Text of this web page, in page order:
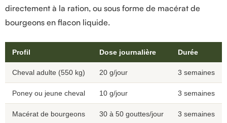
directement à la ration, ou sous forme de macérat de
bourgeons en flacon liquide.
Profil Dose journalière Durée
Cheval adulte (550 kg) 20 g/jour 3 semaines
Poney ou jeune cheval 10 g/jour 3 semaines
Macérat de bourgeons 30 à 50 gouttes/jour 3 semaines